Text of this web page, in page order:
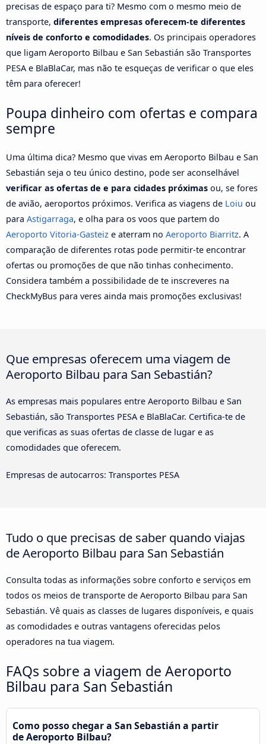
precisas de espaço para ti? Mesmo com o mesmo meio de
transporte, diferentes empresas oferecem-te diferentes
níveis de conforto e comodidades. Os principais operadores
que ligam Aeroporto Bilbau e San Sebastián são Transportes
PESA e BlaBlaCar, mas não te esqueças de verificar o que eles
têm para oferecer!
Poupa dinheiro com ofertas e compara
sempre
Uma última dica? Mesmo que vivas em Aeroporto Bilbau e San
Sebastián seja o teu único destino, pode ser aconselhável
verificar as ofertas de e para cidades próximas ou, se fores
de avião, aeroportos próximos. Verifica as viagens de Loiu ou
para Astigarraga, e olha para os voos que partem do
Aeroporto Vitoria-Gasteiz e aterram no Aeroporto Biarritz. A
comparação de diferentes rotas pode permitir-te encontrar
ofertas ou promoções de que não tinhas conhecimento.
Considera também a possibilidade de te inscreveres na
CheckMyBus para veres ainda mais promoções exclusivas!
Que empresas oferecem uma viagem de
Aeroporto Bilbau para San Sebastián?
As empresas mais populares entre Aeroporto Bilbau e San
Sebastián, são Transportes PESA e BlaBlaCar. Certifica-te de
que verificas as suas ofertas de classe de lugar e as
comodidades que oferecem.
Empresas de autocarros: Transportes PESA
Tudo o que precisas de saber quando viajas
de Aeroporto Bilbau para San Sebastián
Consulta todas as informações sobre conforto e serviços em
todos os meios de transporte de Aeroporto Bilbau para San
Sebastián. Vê quais as classes de lugares disponíveis, e quais
as comodidades e outras vantagens oferecidas pelos
operadores na tua viagem.
FAQs sobre a viagem de Aeroporto
Bilbau para San Sebastián
Como posso chegar a San Sebastián a partir
de Aeroporto Bilbau?